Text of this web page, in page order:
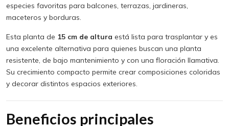
especies favoritas para balcones, terrazas, jardineras,
maceteros y borduras.
Esta planta de 15 cm de altura está lista para trasplantar y es
una excelente alternativa para quienes buscan una planta
resistente, de bajo mantenimiento y con una floración llamativa.
Su crecimiento compacto permite crear composiciones coloridas
y decorar distintos espacios exteriores.
Beneficios principales